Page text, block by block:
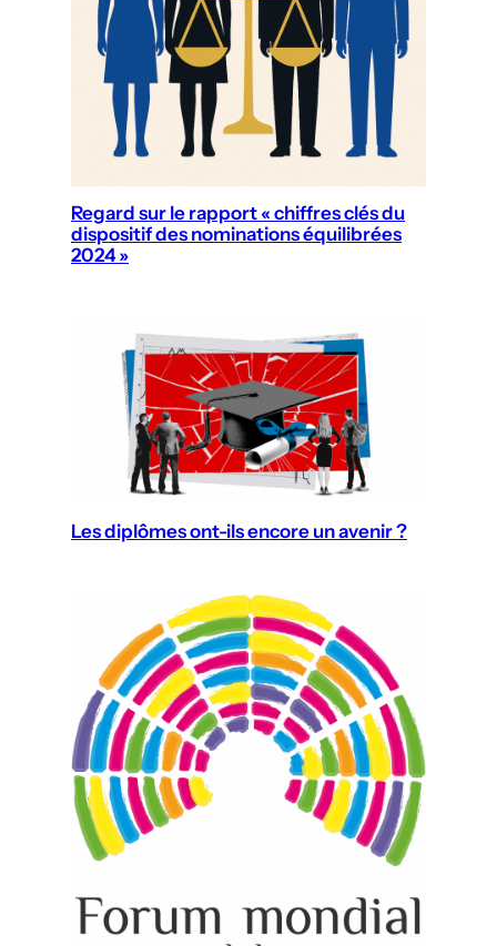
Regard sur le rapport « chiffres clés du
dispositif des nominations équilibrées
2024 »
Les diplômes ont-ils encore un avenir ?